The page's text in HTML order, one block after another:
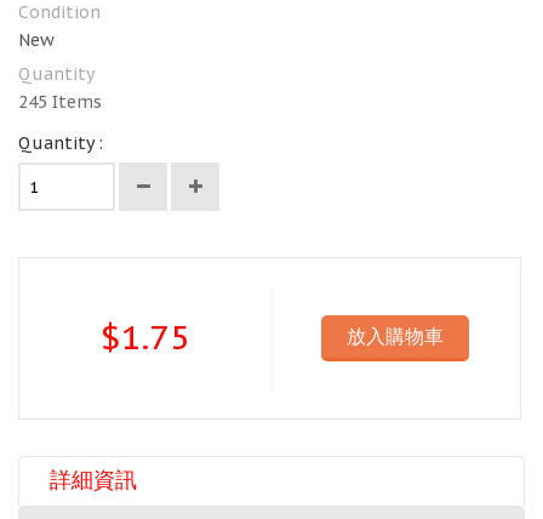
Condition
New
Quantity
245 Items
Quantity :
$1.75 放入購物車
詳細資訊